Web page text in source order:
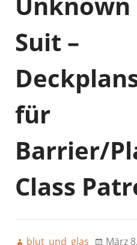
Suit –
für
Barrier/
Class
blut_und_glas März